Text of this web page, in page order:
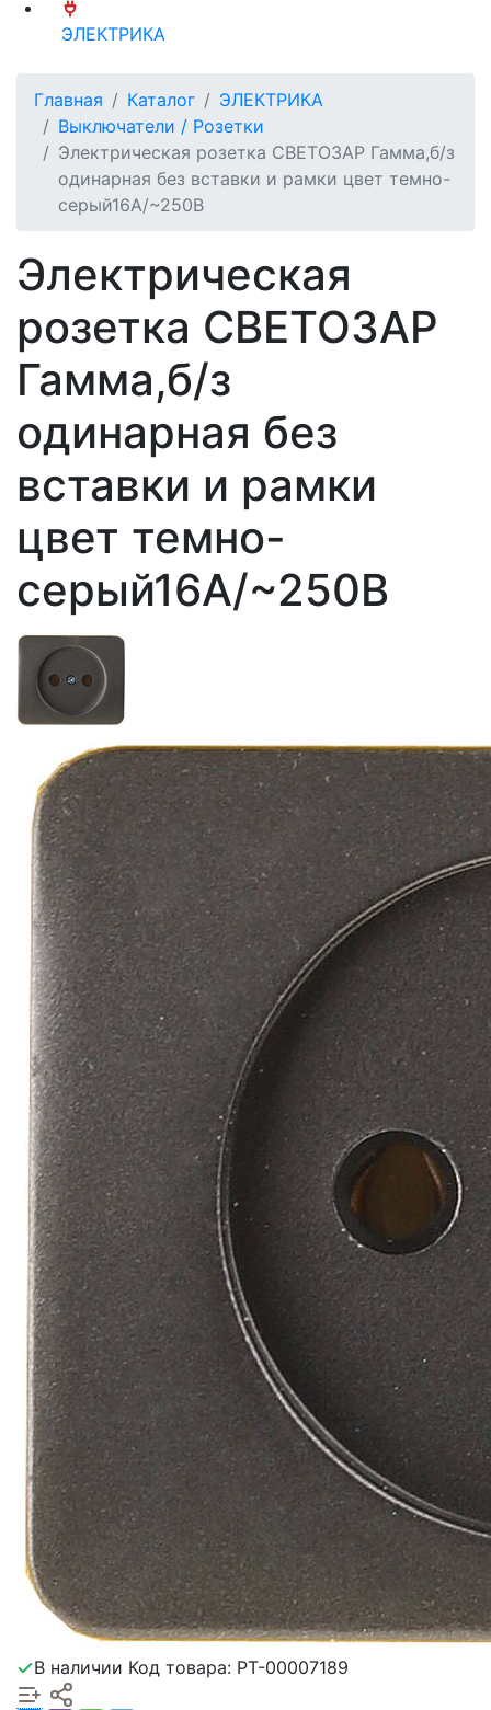
ЭЛЕКТРИКА
Главная Каталог
ЭЛЕКТРИКА
Выключатели / Розетки
Электрическая розетка СВЕТОЗАР Гамма,б/з
одинарная без вставки и рамки цвет темно-
серый16А/~250В
Электрическая
розетка СВЕТОЗАР
Гамма,б/з
одинарная без
вставки и рамки
цвет темно-
серый16А/~250В
В наличии Код товара: РТ-00007189